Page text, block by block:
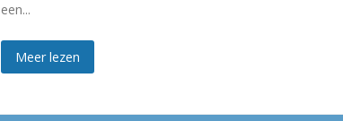
een...
Meer lezen